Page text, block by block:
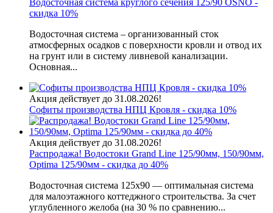
скидка 10%
Водосточная система – организованный сток
атмосферных осадков с поверхности кровли и отвод их
на грунт или в систему ливневой канализации.
Основная...
Акция действует до 31.08.2026!
Софиты производства НПЦ Кровля - скидка 10%
Акция действует до 31.08.2026!
Распродажа! Водостоки Grand Line 125/90мм, 150/90мм,
Optima 125/90мм - скидка до 40%
Водосточная система 125х90 — оптимальная система
для малоэтажного коттеджного строительства. За счет
углубленного желоба (на 30 % по сравнению...